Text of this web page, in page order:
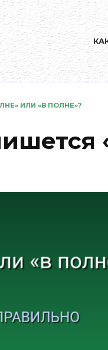
ИЛИ «В ПОЛНЕ»?